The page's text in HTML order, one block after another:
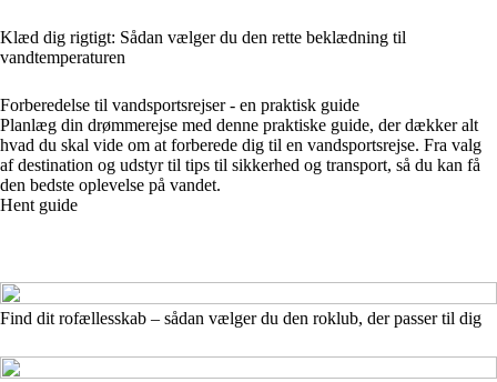
Klæd dig rigtigt: Sådan vælger du den rette beklædning til
vandtemperaturen
Forberedelse til vandsportsrejser - en praktisk guide
Planlæg din drømmerejse med denne praktiske guide, der dækker alt
hvad du skal vide om at forberede dig til en vandsportsrejse. Fra valg
af destination og udstyr til tips til sikkerhed og transport, så du kan få
den bedste oplevelse på vandet.
Hent guide
Find dit rofællesskab – sådan vælger du den roklub, der passer til dig